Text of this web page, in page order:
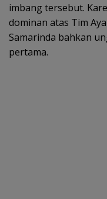
imbang tersebut.
dominan atas Tim
Samarinda bahkan
pertama.